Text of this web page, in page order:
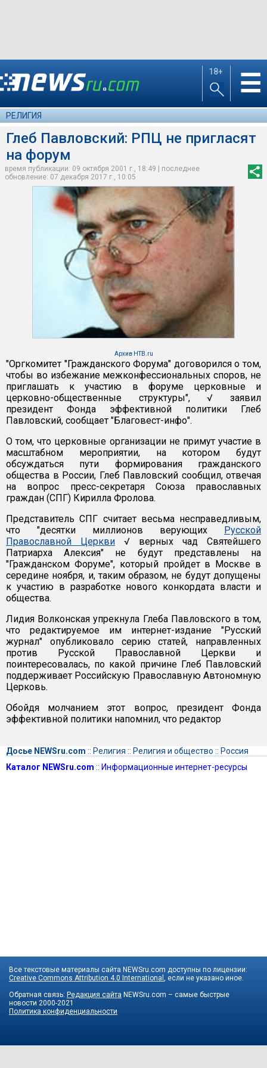
18+ ☰
РЕЛИГИЯ
Глеб Павловский: РПЦ не пригласят
на форум
время публикации: 09 октября 2001 г., 18:49 | последнее
обновление: 07 декабря 2017 г., 10:05
Архив НТВ.ru
"Оргкомитет "Гражданского Форума" договорился о том,
чтобы во избежание межконфессиональных споров, не
приглашать к участию в форуме церковные и
церковно-общественные структуры", √ заявил
президент Фонда эффективной политики Глеб
Павловский, сообщает "Благовест-инфо".
О том, что церковные организации не примут участие в
масштабном мероприятии, на котором будут
обсуждаться пути формирования гражданского
общества в России, Глеб Павловский сообщил, отвечая
на вопрос пресс-секретаря Союза православных
граждан (СПГ) Кирилла Фролова.
Представитель СПГ считает весьма несправедливым,
что "десятки миллионов верующих Русской
Православной Церкви √ верных чад Святейшего
Патриарха Алексия" не будут представлены на
"Гражданском Форуме", который пройдет в Москве в
середине ноября, и, таким образом, не будут допущены
к участию в разработке нового конкордата власти и
общества.
Лидия Волконская упрекнула Глеба Павловского в том,
что редактируемое им интернет-издание "Русский
журнал" опубликовало серию статей, направленных
против Русской Православной Церкви и
поинтересовалась, по какой причине Глеб Павловский
поддерживает Российскую Православную Автономную
Церковь.
Обойдя молчанием этот вопрос, президент Фонда
эффективной политики напомнил, что редактор
Досье NEWSru.com :: Религия :: Религия и общество :: Россия
Каталог NEWSru.com :: Информационные интернет-ресурсы
Все текстовые материалы сайта NEWSru.com доступны по лицензии:
Creative Commons Attribution 4.0 International
, если не указано иное.
Обратная связь: Редакция сайта NEWSru.com – самые быстрые
новости 2000-2021
Политика конфиденциальности